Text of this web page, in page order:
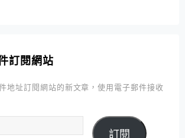
訂閱網站
地址訂閱網站的新文章，使用電子郵件接收
訂閱